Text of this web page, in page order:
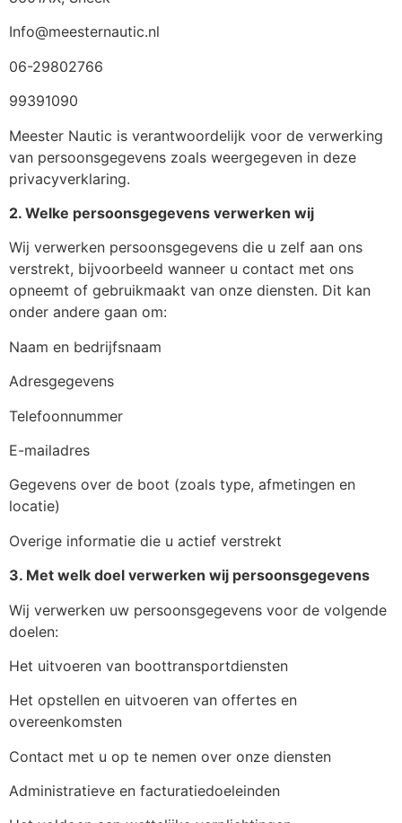
Info@meesternautic.nl
06-29802766
99391090
Meester Nautic is verantwoordelijk voor de verwerking
van persoonsgegevens zoals weergegeven in deze
privacyverklaring.
2. Welke persoonsgegevens verwerken wij
Wij verwerken persoonsgegevens die u zelf aan ons
verstrekt, bijvoorbeeld wanneer u contact met ons
opneemt of gebruikmaakt van onze diensten. Dit kan
onder andere gaan om:
Naam en bedrijfsnaam
Adresgegevens
Telefoonnummer
E-mailadres
Gegevens over de boot (zoals type, afmetingen en
locatie)
Overige informatie die u actief verstrekt
3. Met welk doel verwerken wij persoonsgegevens
Wij verwerken uw persoonsgegevens voor de volgende
doelen:
Het uitvoeren van boottransportdiensten
Het opstellen en uitvoeren van offertes en
overeenkomsten
Contact met u op te nemen over onze diensten
Administratieve en facturatiedoeleinden